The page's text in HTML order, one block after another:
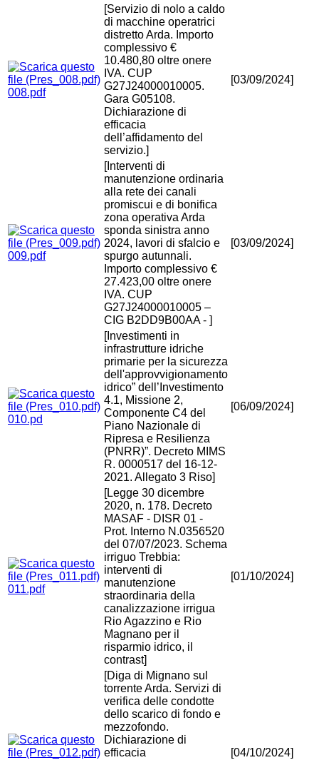
008.pdf
[Servizio di nolo a caldo
di macchine operatrici
distretto Arda. Importo
complessivo €
10.480,80 oltre onere
IVA. CUP
G27J24000010005.
Gara G05108.
Dichiarazione di
efficacia
dell’affidamento del
servizio.]
[03/09/2024]
009.pdf
[Interventi di
manutenzione ordinaria
alla rete dei canali
promiscui e di bonifica
zona operativa Arda
sponda sinistra anno
2024, lavori di sfalcio e
spurgo autunnali.
Importo complessivo €
27.423,00 oltre onere
IVA. CUP
G27J24000010005 –
CIG B2DD9B00AA - ]
[03/09/2024]
010.pd
[Investimenti in
infrastrutture idriche
primarie per la sicurezza
dell'approvvigionamento
idrico” dell’Investimento
4.1, Missione 2,
Componente C4 del
Piano Nazionale di
Ripresa e Resilienza
(PNRR)”. Decreto MIMS
R. 0000517 del 16-12-
2021. Allegato 3 Riso]
[06/09/2024]
011.pdf
[Legge 30 dicembre
2020, n. 178. Decreto
MASAF - DISR 01 -
Prot. Interno N.0356520
del 07/07/2023. Schema
irriguo Trebbia:
interventi di
manutenzione
straordinaria della
canalizzazione irrigua
Rio Agazzino e Rio
Magnano per il
risparmio idrico, il
contrast]
[01/10/2024]
[Diga di Mignano sul
torrente Arda. Servizi di
verifica delle condotte
dello scarico di fondo e
mezzofondo.
Dichiarazione di
efficacia
[04/10/2024]